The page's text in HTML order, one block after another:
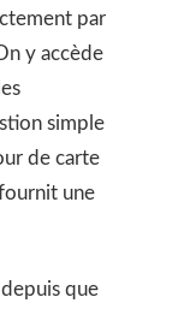
par
y accède
simple
de carte
une
que